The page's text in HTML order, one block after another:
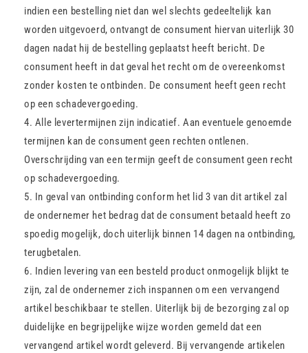
indien een bestelling niet dan wel slechts gedeeltelijk kan
worden uitgevoerd, ontvangt de consument hiervan uiterlijk 30
dagen nadat hij de bestelling geplaatst heeft bericht. De
consument heeft in dat geval het recht om de overeenkomst
zonder kosten te ontbinden. De consument heeft geen recht
op een schadevergoeding.
Alle levertermijnen zijn indicatief. Aan eventuele genoemde
termijnen kan de consument geen rechten ontlenen.
Overschrijding van een termijn geeft de consument geen recht
op schadevergoeding.
In geval van ontbinding conform het lid 3 van dit artikel zal
de ondernemer het bedrag dat de consument betaald heeft zo
spoedig mogelijk, doch uiterlijk binnen 14 dagen na ontbinding,
terugbetalen.
Indien levering van een besteld product onmogelijk blijkt te
zijn, zal de ondernemer zich inspannen om een vervangend
artikel beschikbaar te stellen. Uiterlijk bij de bezorging zal op
duidelijke en begrijpelijke wijze worden gemeld dat een
vervangend artikel wordt geleverd. Bij vervangende artikelen